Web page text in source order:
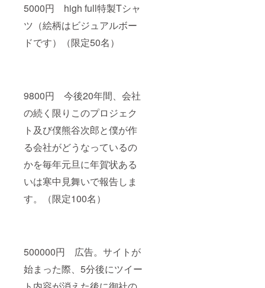
5000円 high full特製Tシャ
ツ（絵柄はビジュアルボー
ドです）（限定50名）
9800円 今後20年間、会社
の続く限りこのプロジェク
ト及び僕熊谷次郎と僕が作
る会社がどうなっているの
かを毎年元旦に年賀状ある
いは寒中見舞いで報告しま
す。（限定100名）
500000円 広告。サイトが
始まった際、5分後にツイー